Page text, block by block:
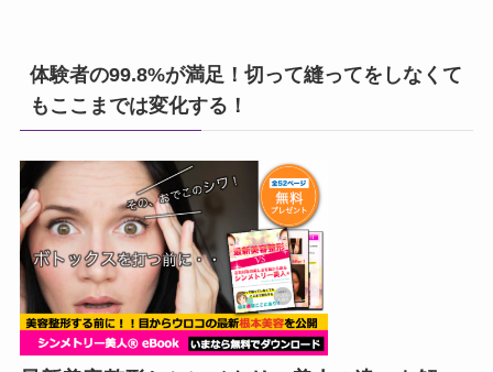
体験者の99.8%が満足！切って縫ってをしなくて
もここまでは変化する！